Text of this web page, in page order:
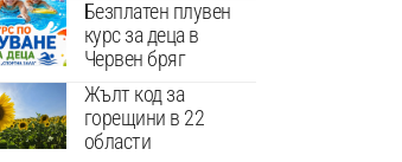
Безплатен плувен
курс за деца в
Червен бряг
Жълт код за
горещини в 22
области